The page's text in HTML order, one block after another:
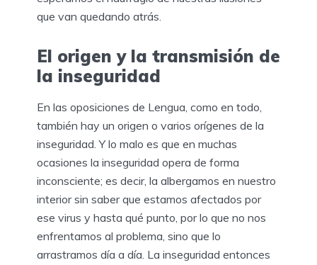
que van quedando atrás.
El origen y la transmisión de
la inseguridad
En las oposiciones de Lengua, como en todo,
también hay un origen o varios orígenes de la
inseguridad. Y lo malo es que en muchas
ocasiones la inseguridad opera de forma
inconsciente; es decir, la albergamos en nuestro
interior sin saber que estamos afectados por
ese virus y hasta qué punto, por lo que no nos
enfrentamos al problema, sino que lo
arrastramos día a día. La inseguridad entonces